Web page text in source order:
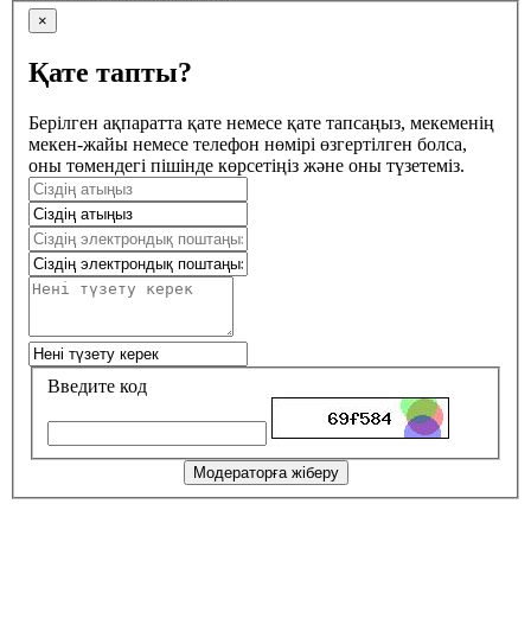
×
Қате тапты?
Берілген ақпаратта қате немесе қате тапсаңыз, мекеменің
мекен-жайы немесе телефон нөмірі өзгертілген болса,
оны төмендегі пішінде көрсетіңіз және оны түзетеміз.
Введите код
Модераторға жіберу